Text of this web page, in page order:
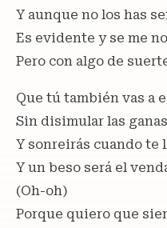
Y aunque no los has
Es evidente y se me
Pero con algo de
Que tú también vas a
Sin disimular las
Y sonreirás cuando tе
Y un beso será el
(Oh-oh)
Porque quiero que